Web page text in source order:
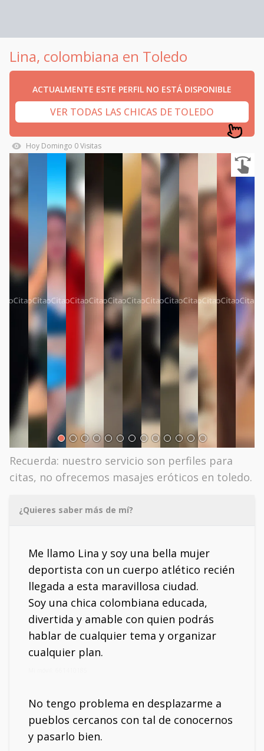
Lina, colombiana en Toledo
ACTUALMENTE ESTE PERFIL NO ESTÁ DISPONIBLE
VER TODAS LAS CHICAS DE TOLEDO
Hoy Domingo 0Visitas
Recuerda: nuestro servicio son perfiles para
citas, no ofrecemos masajes eróticos en toledo.
¿Quieres saber más de mí?
Me llamo Lina y soy una bella mujer
deportista con un cuerpo atlético recién
llegada a esta maravillosa ciudad.
Soy una chica colombiana educada,
divertida y amable con quien podrás
hablar de cualquier tema y organizar
cualquier plan.
No tengo problema en desplazarme a
pueblos cercanos con tal de conocernos
y pasarlo bien.